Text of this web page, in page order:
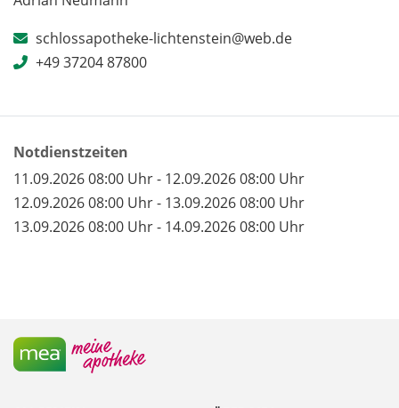
schlossapotheke-lichtenstein@web.de
+49 37204 87800
Notdienstzeiten
11.09.2026 08:00 Uhr - 12.09.2026 08:00 Uhr
12.09.2026 08:00 Uhr - 13.09.2026 08:00 Uhr
13.09.2026 08:00 Uhr - 14.09.2026 08:00 Uhr